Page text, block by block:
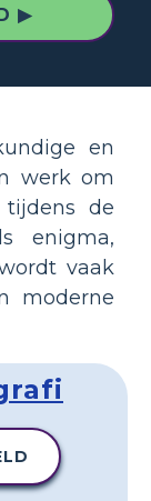
▶
en
werk om
de
enigma,
vaak
moderne